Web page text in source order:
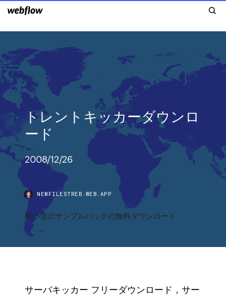
トレントキッカーダウンロ
ード
2008/12/26
NEWFILESTREB.WEB.APP
暗い音のサンプルパックの無料ダウンロード
サーバキッカー フリーダウンロード，サー